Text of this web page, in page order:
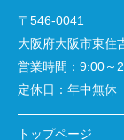
〒546-0041
大阪府大阪市東住
営業時間： 9:00～
定休日： 年中無休
トップページ